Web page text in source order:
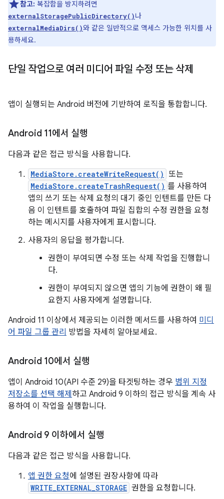
참고: 복잡함을 방지하려면
externalStoragePublicDirectory()나
externalMediaDirs()와 같은 일반적으로 액세스 가능한 위치를 사
용하세요.
단일 작업으로 여러 미디어 파일 수정 또는 삭제
앱이 실행되는 Android 버전에 기반하여 로직을 통합합니다.
Android 11에서 실행
다음과 같은 접근 방식을 사용합니다.
MediaStore.createWriteRequest() 또는
MediaStore.createTrashRequest() 를 사용하여
앱의 쓰기 또는 삭제 요청의 대기 중인 인텐트를 만든 다
음 이 인텐트를 호출하여 파일 집합의 수정 권한을 요청
하는 메시지를 사용자에게 표시합니다.
사용자의 응답을 평가합니다.
권한이 부여되면 수정 또는 삭제 작업을 진행합니
다.
권한이 부여되지 않으면 앱의 기능에 권한이 왜 필
요한지 사용자에게 설명합니다.
Android 11 이상에서 제공되는 이러한 메서드를 사용하여 미디
어 파일 그룹 관리 방법을 자세히 알아보세요.
Android 10에서 실행
앱이 Android 10(API 수준 29)을 타겟팅하는 경우 범위 지정
저장소를 선택 해제 하고 Android 9 이하의 접근 방식을 계속 사
용하여 이 작업을 실행합니다.
Android 9 이하에서 실행
다음과 같은 접근 방식을 사용합니다.
앱 권한 요청에 설명된 권장사항에 따라
WRITE_EXTERNAL_STORAGE 권한을 요청합니다.